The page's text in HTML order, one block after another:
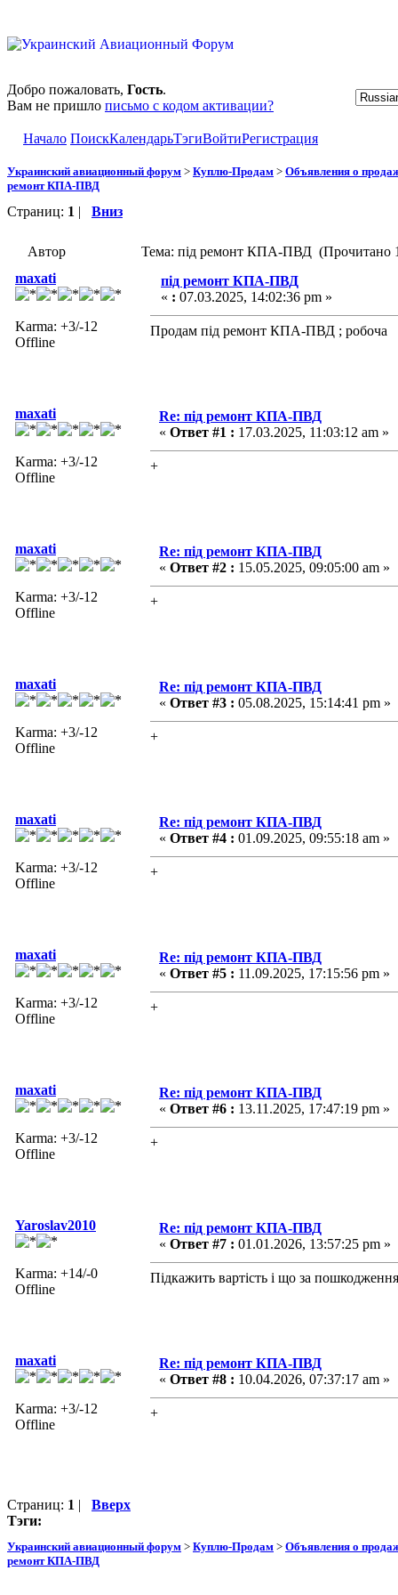
Добро пожаловать, Гость.
Вам не пришло письмо с кодом активации?
Начало ПоискКалендарьТэгиВойтиРегистрация
Украинский авиационный форум > Куплю-Продам > Объявления о
ремонт КПА-ПВД
Страниц: 1 | Вниз
Автор
Тема: під ремонт КПА-ПВД (Прочитано
maxati
Karma: +3/-12
Offline
під ремонт КПА-ПВД
« : 07.03.2025, 14:02:36 pm »
Продам під ремонт КПА-ПВД ; робоча
maxati
Karma: +3/-12
Offline
Re: під ремонт КПА-ПВД
« Ответ #1 : 17.03.2025, 11:03:12 am »
+
maxati
Karma: +3/-12
Offline
Re: під ремонт КПА-ПВД
« Ответ #2 : 15.05.2025, 09:05:00 am »
+
maxati
Karma: +3/-12
Offline
Re: під ремонт КПА-ПВД
« Ответ #3 : 05.08.2025, 15:14:41 pm »
+
maxati
Karma: +3/-12
Offline
Re: під ремонт КПА-ПВД
« Ответ #4 : 01.09.2025, 09:55:18 am »
+
maxati
Karma: +3/-12
Offline
Re: під ремонт КПА-ПВД
« Ответ #5 : 11.09.2025, 17:15:56 pm »
+
maxati
Karma: +3/-12
Offline
Re: під ремонт КПА-ПВД
« Ответ #6 : 13.11.2025, 17:47:19 pm »
+
Yaroslav2010
Karma: +14/-0
Offline
Re: під ремонт КПА-ПВД
« Ответ #7 : 01.01.2026, 13:57:25 pm »
Підкажить вартість і що за
maxati
Karma: +3/-12
Offline
Re: під ремонт КПА-ПВД
« Ответ #8 : 10.04.2026, 07:37:17 am »
+
Страниц: 1 | Вверх
Тэги:
Украинский авиационный форум > Куплю-Продам > Объявления о
ремонт КПА-ПВД